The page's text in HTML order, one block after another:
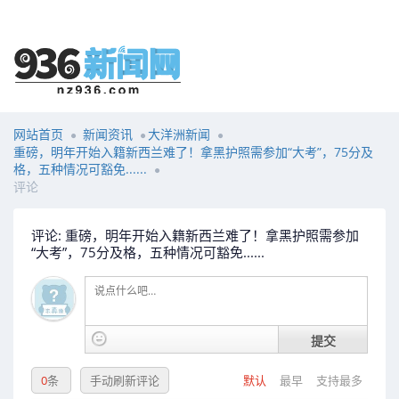
网站首页 新闻资讯
大洋洲新闻
重磅，明年开始入籍新西兰难了！拿黑护照需参加“大考”，75分及
格，五种情况可豁免......
评论
评论: 重磅，明年开始入籍新西兰难了！拿黑护照需参加
“大考”，75分及格，五种情况可豁免......
提交
默认 最早 支持最多
0条 手动刷新评论